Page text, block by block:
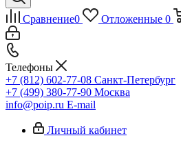
Сравнение0 Отложенные 0
Телефоны
+7 (812) 602-77-08 Санкт-Петербург
+7 (499) 380-77-90 Москва
info@poip.ru E-mail
Личный кабинет